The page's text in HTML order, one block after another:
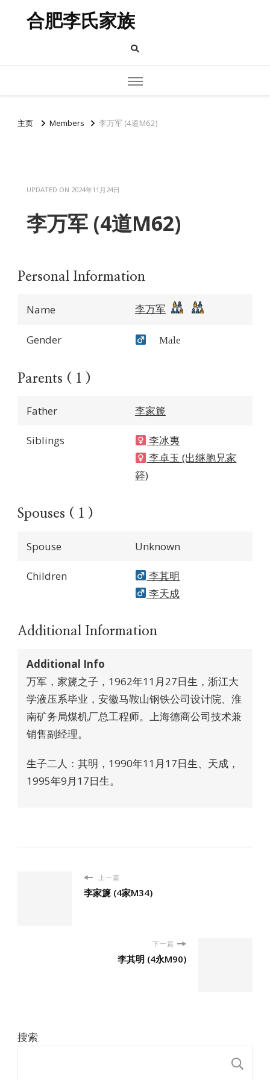
合肥李氏家族
主页 Members 李万军 (4道M62)
UPDATED ON 2024年11月24日
李万军 (4道M62)
Personal Information
Name 李万军
Gender Male
Parents ( 1 )
Father 李家篪
Siblings
李冰夷
李卓玉 (出继胞兄家
簳)
Spouses ( 1 )
Spouse Unknown
Children
李其明
李天成
Additional Information
Additional Info
万军，家篪之子，1962年11月27日生，浙江大
学液压系毕业，安徽马鞍山钢铁公司设计院、淮
南矿务局煤机厂总工程师。上海德商公司技术兼
销售副经理。
生子二人：其明，1990年11月17日生、天成，
1995年9月17日生。
上一篇
李家篪 (4家M34)
下一篇
李其明 (4永M90)
搜索